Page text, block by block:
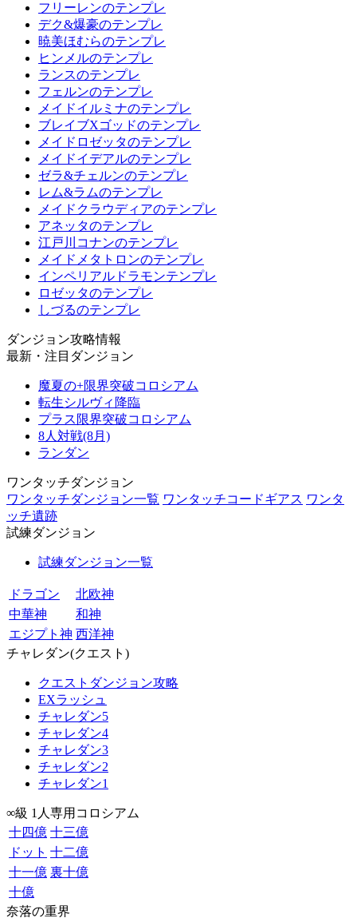
フリーレンのテンプレ
デク&爆豪のテンプレ
暁美ほむらのテンプレ
ヒンメルのテンプレ
ランスのテンプレ
フェルンのテンプレ
メイドイルミナのテンプレ
ブレイブXゴッドのテンプレ
メイドロゼッタのテンプレ
メイドイデアルのテンプレ
ゼラ&チェルンのテンプレ
レム&ラムのテンプレ
メイドクラウディアのテンプレ
アネッタのテンプレ
江戸川コナンのテンプレ
メイドメタトロンのテンプレ
インペリアルドラモンテンプレ
ロゼッタのテンプレ
しづるのテンプレ
ダンジョン攻略情報
最新・注目ダンジョン
魔夏の+限界突破コロシアム
転生シルヴィ降臨
プラス限界突破コロシアム
8人対戦(8月)
ランダン
ワンタッチダンジョン
ワンタッチダンジョン一覧 ワンタッチコードギアス ワンタ
ッチ遺跡
試練ダンジョン
試練ダンジョン一覧
ドラゴン
北欧神
中華神
和神
エジプト神 西洋神
チャレダン(クエスト)
クエストダンジョン攻略
EXラッシュ
チャレダン5
チャレダン4
チャレダン3
チャレダン2
チャレダン1
∞級 1人専用コロシアム
十四億 十三億
ドット 十二億
十一億 裏十億
十億
奈落の重界